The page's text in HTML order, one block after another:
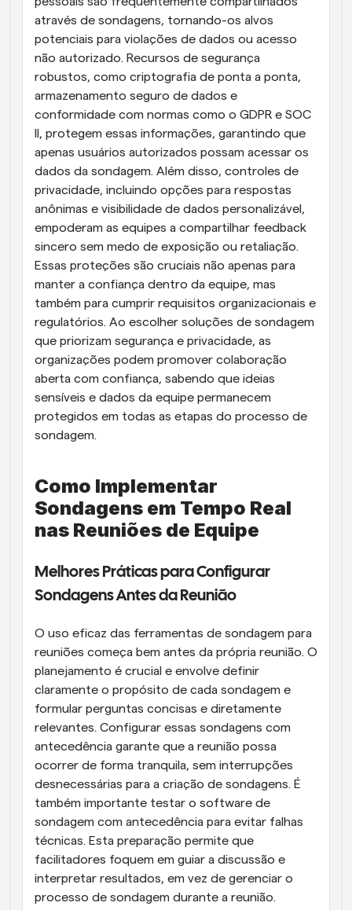
através de sondagens, tornando-os alvos
potenciais para violações de dados ou acesso
não autorizado. Recursos de segurança
robustos, como criptografia de ponta a ponta,
armazenamento seguro de dados e
conformidade com normas como o GDPR e SOC
II, protegem essas informações, garantindo que
apenas usuários autorizados possam acessar os
dados da sondagem. Além disso, controles de
privacidade, incluindo opções para respostas
anônimas e visibilidade de dados personalizável,
empoderam as equipes a compartilhar feedback
sincero sem medo de exposição ou retaliação.
Essas proteções são cruciais não apenas para
manter a confiança dentro da equipe, mas
também para cumprir requisitos organizacionais e
regulatórios. Ao escolher soluções de sondagem
que priorizam segurança e privacidade, as
organizações podem promover colaboração
aberta com confiança, sabendo que ideias
sensíveis e dados da equipe permanecem
protegidos em todas as etapas do processo de
sondagem.
Como Implementar
Sondagens em Tempo Real
nas Reuniões de Equipe
Melhores Práticas para Configurar
Sondagens Antes da Reunião
O uso eficaz das ferramentas de sondagem para
reuniões começa bem antes da própria reunião. O
planejamento é crucial e envolve definir
claramente o propósito de cada sondagem e
formular perguntas concisas e diretamente
relevantes. Configurar essas sondagens com
antecedência garante que a reunião possa
ocorrer de forma tranquila, sem interrupções
desnecessárias para a criação de sondagens. É
também importante testar o software de
sondagem com antecedência para evitar falhas
técnicas. Esta preparação permite que
facilitadores foquem em guiar a discussão e
interpretar resultados, em vez de gerenciar o
processo de sondagem durante a reunião.